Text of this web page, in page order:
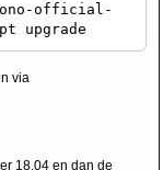
official-
upgrade
via
18.04 en dan de